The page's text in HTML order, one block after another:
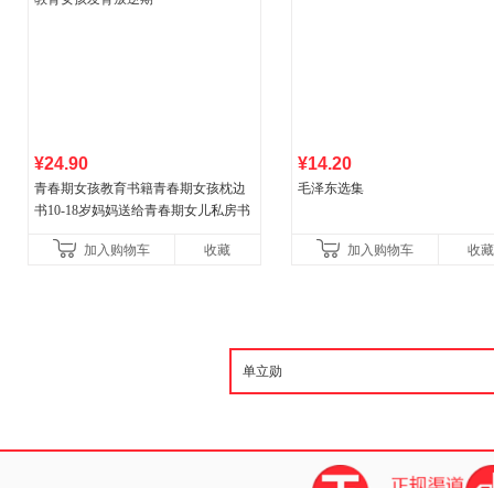
¥24.90
青春期女孩教育书籍青春期女孩枕边
书10-18岁妈妈送给青春期女儿私房书
育女孩发育叛逆期
加入购物车 收藏
¥14.20
毛泽东选集
加入购物车 收藏